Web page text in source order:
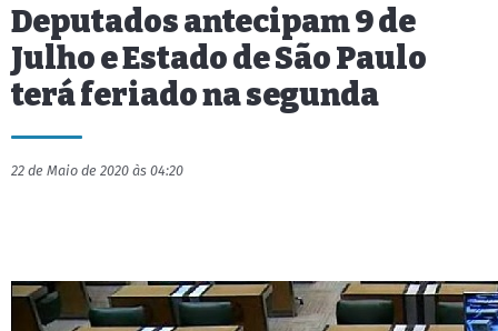
Deputados antecipam 9 de
Julho e Estado de São Paulo
terá feriado na segunda
22 de Maio de 2020 às 04:20